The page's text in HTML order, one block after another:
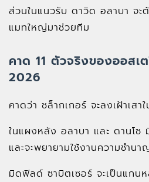
ส่วนในแนวรับ ดาวิด อลาบา จะ
แมทใหญ่มาช่วยทีม
คาด 11 ตัวจริงของออสเ
2026
คาดว่า ชล็ากเกอร์ จะลงเฝ้าเส
ในแผงหลัง อลาบา และ ดานโซ
และจะพยายามใช้งานความชำน
มิดฟิลด์ ซาบิตเซอร์ จะเป็นแกน